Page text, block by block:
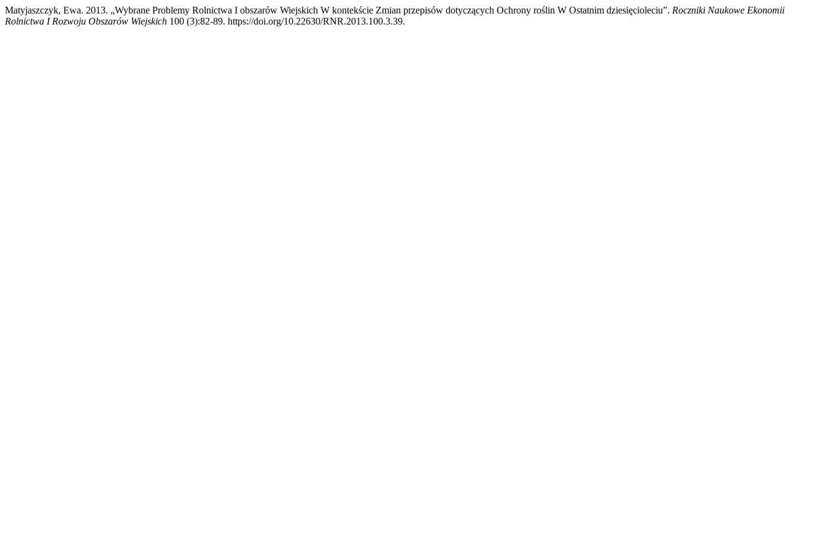
Matyjaszczyk, Ewa. 2013. „Wybrane Problemy Rolnictwa I obszarów Wiejskich W kontekście Zmian przepisów dotyczących Ochrony roślin W Ostatnim dziesięcioleciu”. Roczniki Naukowe Ekonomii
Rolnictwa I Rozwoju Obszarów Wiejskich 100 (3):82-89. https://doi.org/10.22630/RNR.2013.100.3.39.